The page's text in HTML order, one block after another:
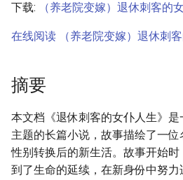
索
下载: （养老院变嫁）退休刺客的
在线阅读 （养老院变嫁）退休刺
摘要
本文档《退休刺客的女仆人生》
主题的长篇小说，故事描绘了一
性别转换后的新生活。故事开始
到了生命的延续，在新身份中努